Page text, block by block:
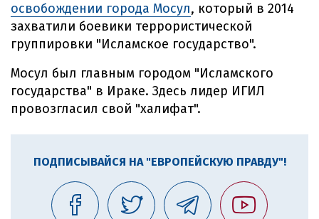
освобождении города Мосул, который в 2014
захватили боевики террористической
группировки "Исламское государство".
Мосул был главным городом "Исламского
государства" в Ираке. Здесь лидер ИГИЛ
провозгласил свой "халифат".
ПОДПИСЫВАЙСЯ НА "ЕВРОПЕЙСКУЮ ПРАВДУ"!